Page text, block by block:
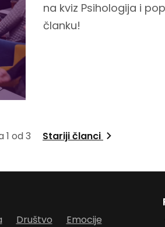
na kviz Psihologija i
članku!
1 od 3 Stariji članci
Društvo
Emocije